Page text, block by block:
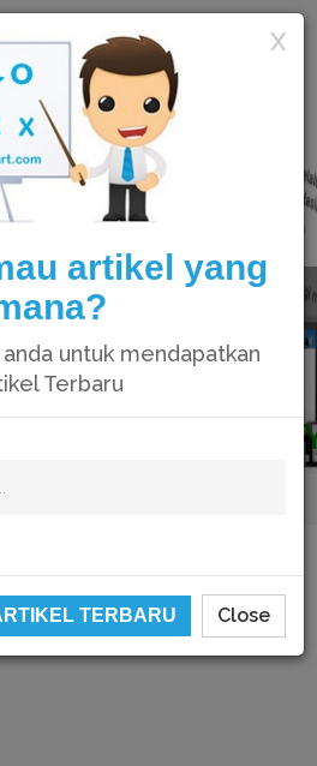
website
X
artikel yang
untuk mendapatkan
Terbaru
TERBARU Close